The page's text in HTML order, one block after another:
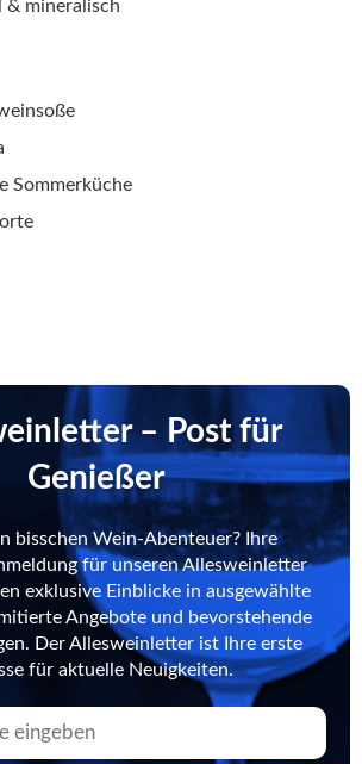
& mineralisch
Sommerküche
– Post für
Genießer
bisschen Wein-Abenteuer? Ihre
für unseren Allesweinletter
exklusive Einblicke in ausgewählte
Angebote und bevorstehende
Der Allesweinletter ist Ihre erste
für aktuelle Neuigkeiten.